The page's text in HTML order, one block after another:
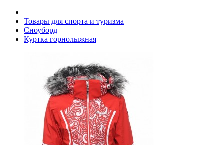
Товары для спорта и туризма
Сноуборд
Куртка горнолыжная